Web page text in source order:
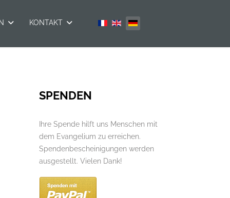
KONTAKT Sprache auswählen
SPENDEN
Ihre Spende hilft uns Menschen mit
dem Evangelium zu erreichen.
Spendenbescheinigungen werden
ausgestellt. Vielen Dank!